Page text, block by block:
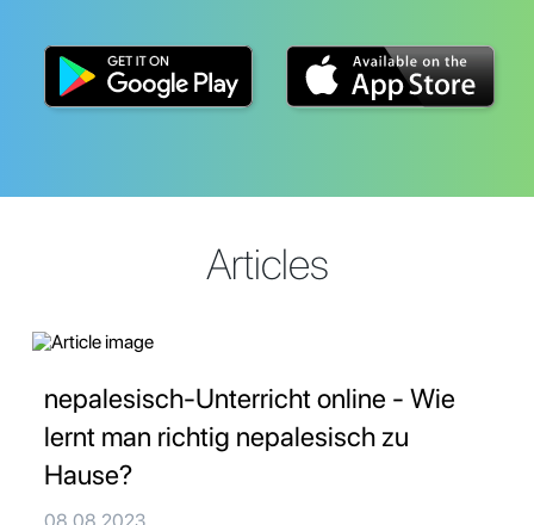
Articles
nepalesisch-Unterricht online - Wie
lernt man richtig nepalesisch zu
Hause?